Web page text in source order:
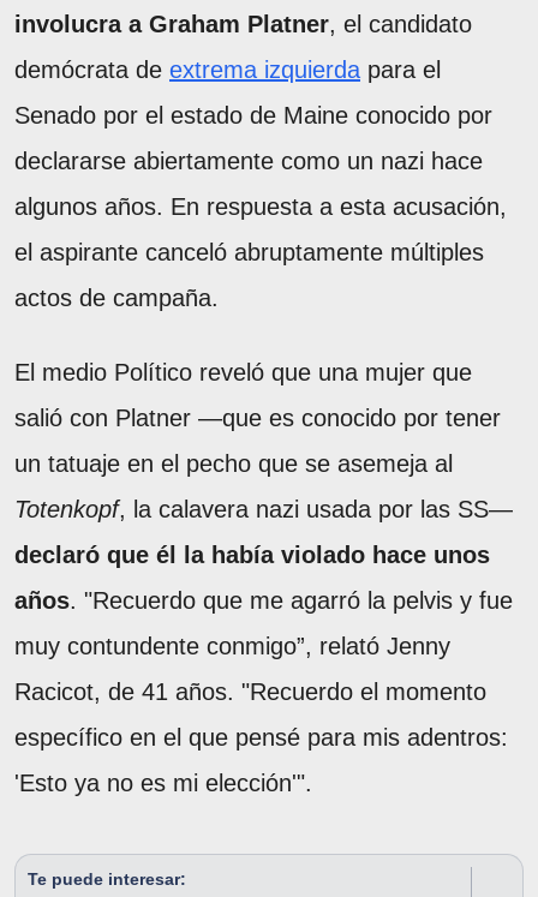
involucra a Graham Platner, el candidato
demócrata de extrema izquierda para el
Senado por el estado de Maine conocido por
declararse abiertamente como un nazi hace
algunos años. En respuesta a esta acusación,
el aspirante canceló abruptamente múltiples
actos de campaña.
El medio Político reveló que una mujer que
salió con Platner —que es conocido por tener
un tatuaje en el pecho que se asemeja al
Totenkopf, la calavera nazi usada por las SS—
declaró que él la había violado hace unos
años. "Recuerdo que me agarró la pelvis y fue
muy contundente conmigo”, relató Jenny
Racicot, de 41 años. "Recuerdo el momento
específico en el que pensé para mis adentros:
'Esto ya no es mi elección'".
Te puede interesar: